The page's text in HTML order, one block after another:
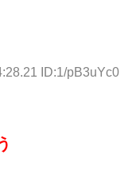
ID:1/pB3uYc0